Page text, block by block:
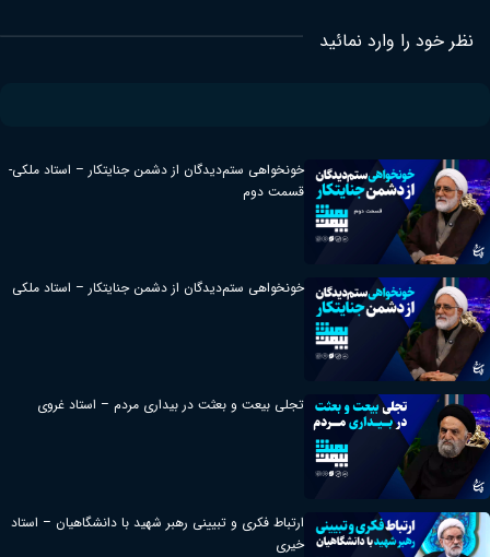
خونخواهی ستم‌دیدگان از دشمن جنایتکار – استاد ملکی-
قسمت دوم
خونخواهی ستم‌دیدگان از دشمن جنایتکار – استاد ملکی
تجلی بیعت و بعثت در بیداری مردم – استاد غروی
ارتباط فکری و تبیینی رهبر شهید با دانشگاهیان – استاد
خیری